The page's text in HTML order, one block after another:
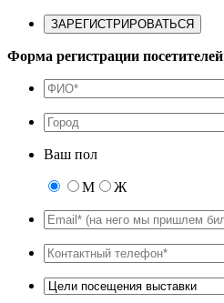
Форма регистрации посетителей
Ваш пол
М Ж